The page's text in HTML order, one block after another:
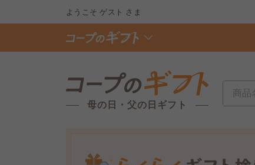
ようこそゲスト さま
母の日・父の日ギフト